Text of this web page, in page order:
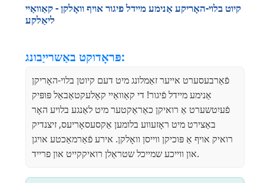
קיוט בלוי-האָריקע אַנימע מיידל פיגור אויף וואָלקן - קאַוואַיי
ליאַלקע
פּראָדוקט באַשרייַבונג:
פֿאַרבעסערט אייער זאַמלונג מיט דעם קיוטן בלוי-האָריקן
אַנימע מיידל פֿיגור! די קאַוואַיי קאָלעקטאַבאַל פּופּיק
פֿעיִטשערט אַ רואיקן כאַראַקטער מיט לאַנגע בלויע האָר
באַצירט מיט ראָזעווע בלומען אַקסעסאָריעס, זיצנדיק
רואיק אויף אַ פּוכיקן ווייסן וואָלקן. אירע פֿאַרמאַכטע אויגן
און ווייכע שמייכל שטראַלן רואיקקייט און פרייד.